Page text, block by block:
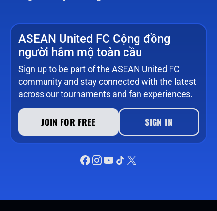
ASEAN United FC Cộng đồng
người hâm mộ toàn cầu
Sign up to be part of the ASEAN United FC
community and stay connected with the latest
across our tournaments and fan experiences.
JOIN FOR FREE SIGN IN